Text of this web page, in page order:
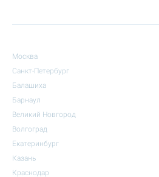
Москва
Санкт-Петербург
Балашиха
Барнаул
Великий Новгород
Волгоград
Екатеринбург
Казань
Краснодар